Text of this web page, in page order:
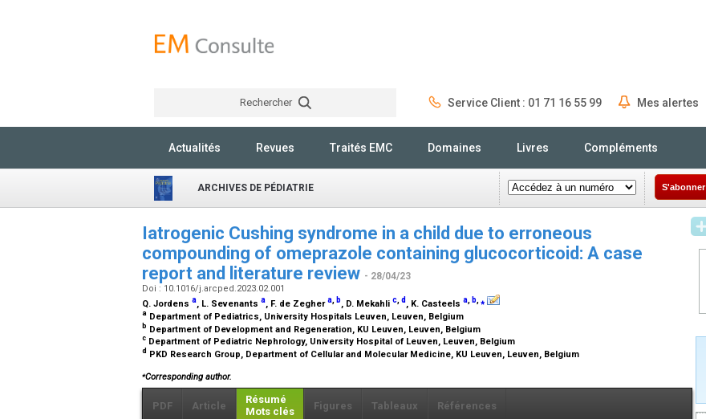
Rechercher Service Client : 01 71 16 55 99 Mes alertes
Actualités Revues Traités EMC Domaines Livres Compléments
ARCHIVES DE PÉDIATRIE S'abonner
Iatrogenic Cushing syndrome in a child due to erroneous
compounding of omeprazole containing glucocorticoid: A case
report and literature review - 28/04/23
Doi : 10.1016/j.arcped.2023.02.001
Q. Jordens a, L. Sevenants a, F. de Zeghera, b, D. Mekahli c,d , K. Casteels a, b,⁎
a Department of Pediatrics, University Hospitals Leuven, Leuven, Belgium
b Department of Development and Regeneration, KU Leuven, Leuven, Belgium
c Department of Pediatric Nephrology, University Hospital of Leuven, Leuven, Belgium
d PKD Research Group, Department of Cellular and Molecular Medicine, KU Leuven, Leuven, Belgium
⁎Corresponding author.
PDF Article
Résumé
Mots clés
Figures Tableaux Références